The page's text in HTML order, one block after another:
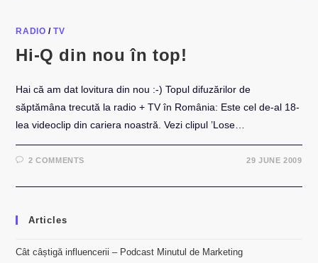
RADIO /TV
Hi-Q din nou în top!
Hai că am dat lovitura din nou :-) Topul difuzărilor de
săptămâna trecută la radio + TV în România: Este cel de-al 18-
lea videoclip din cariera noastră. Vezi clipul ’Lose…
2 COMMENTS 29 JUNE 2009
Articles
Cât câștigă influencerii – Podcast Minutul de Marketing